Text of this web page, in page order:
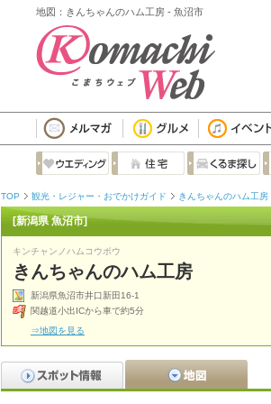
地図：きんちゃんのハム工房 - 魚沼市
TOP 観光・レジャー・おでかけガイド きんちゃんのハム工房
[新潟県 魚沼市]
キンチャンノハムコウボウ
きんちゃんのハム工房
新潟県魚沼市井口新田16-1
関越道小出ICから車で約5分
⇒地図を見る